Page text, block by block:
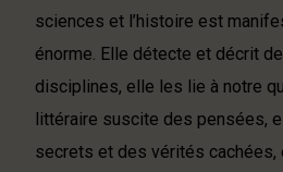
sciences et l’histoire est
énorme. Elle détecte et décrit
disciplines, elle les lie à notre
littéraire suscite des pensées,
secrets et des vérités